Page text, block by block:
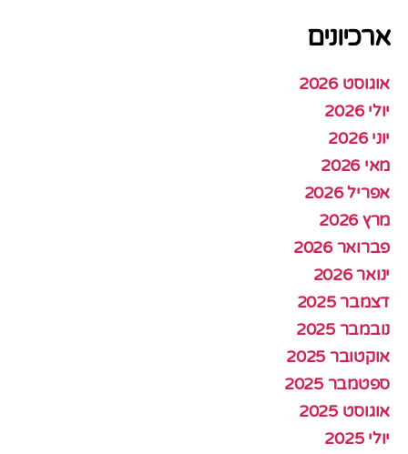
ארכיונים
אוגוסט 2026
יולי 2026
יוני 2026
מאי 2026
אפריל 2026
מרץ 2026
פברואר 2026
ינואר 2026
דצמבר 2025
נובמבר 2025
אוקטובר 2025
ספטמבר 2025
אוגוסט 2025
יולי 2025